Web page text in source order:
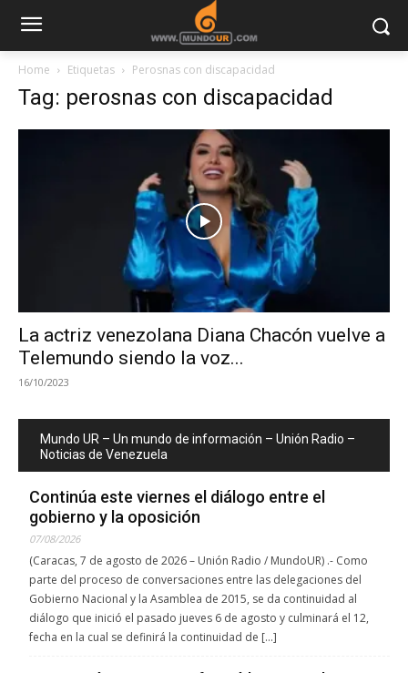
Home Etiquetas Perosnas con discapacidad
Tag: perosnas con discapacidad
La actriz venezolana Diana Chacón vuelve a
Telemundo siendo la voz...
16/10/2023
Mundo UR – Un mundo de información – Unión Radio –
Noticias de Venezuela
Continúa este viernes el diálogo entre el
gobierno y la oposición
07/08/2026
(Caracas, 7 de agosto de 2026 – Unión Radio / MundoUR) .- Como
parte del proceso de conversaciones entre las delegaciones del
Gobierno Nacional y la Asamblea de 2015, se da continuidad al
diálogo que inició el pasado jueves 6 de agosto y culminará el 12,
fecha en la cual se definirá la continuidad de […]